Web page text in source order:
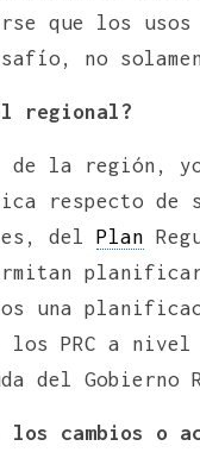
que los
no
regional?
de la región,
respecto de
del Plan
una
los PRC a
del Gobierno
los cambios o